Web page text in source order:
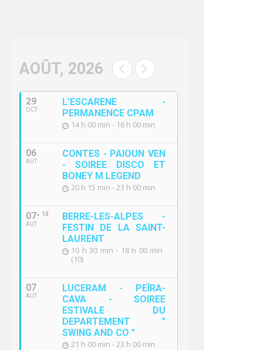
AOÛT, 2026
29
OCT
L'ESCARENE -
PERMANENCE CPAM
14 h 00 min - 16 h 00 min
06
AUT
CONTES - PAIOUN VEN
- SOIREE DISCO ET
BONEY M LEGEND
20 h 15 min - 23 h 00 min
07
AUT
10
BERRE-LES-ALPES -
FESTIN DE LA SAINT-
LAURENT
10 h 30 min - 18 h 00 min
(10)
07
AUT
LUCERAM - PEÏRA-
CAVA - SOIREE
ESTIVALE DU
DEPARTEMENT "
SWING AND CO "
21 h 00 min - 23 h 00 min